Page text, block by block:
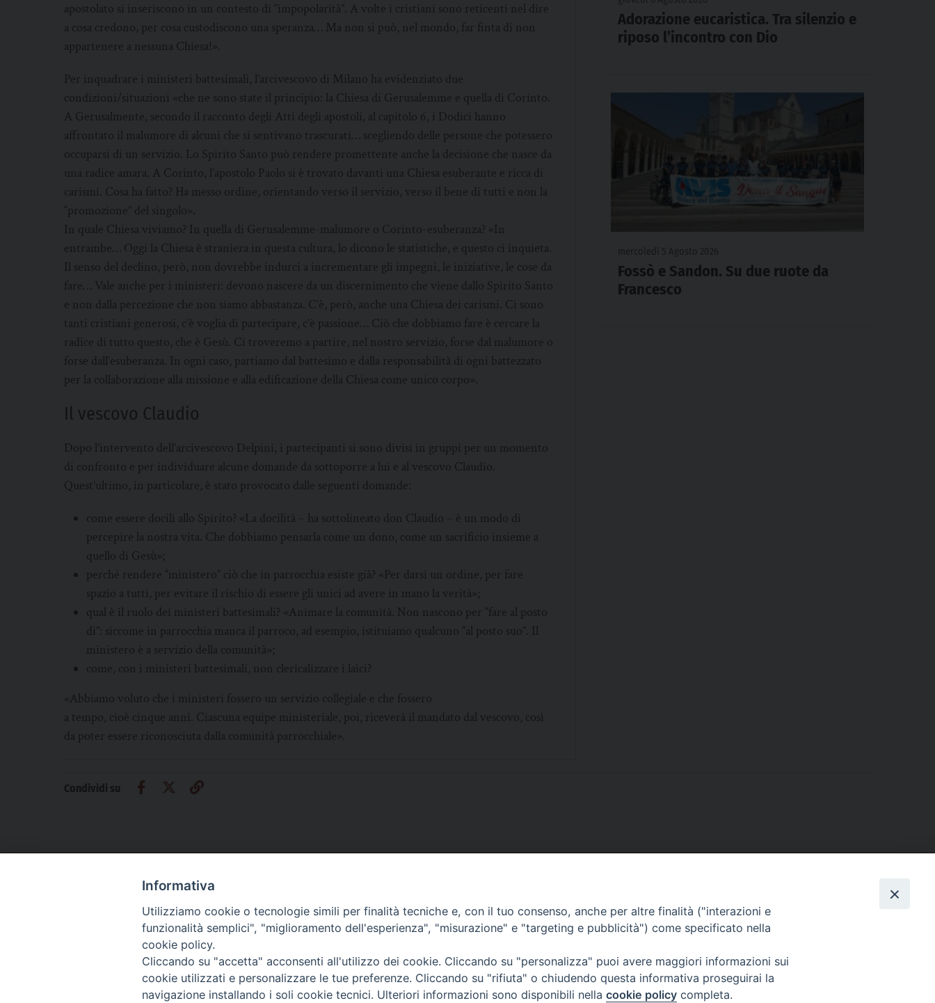
apostolato si inseriscono in un contesto di “impopolarità”. A volte i cristiani sono reticenti nel dire
a cosa credono, per cosa custodiscono una speranza… Ma non si può, nel mondo, far finta di non
appartenere a nessuna Chiesa!».
Per inquadrare i ministeri battesimali, l’arcivescovo di Milano ha evidenziato due
condizioni/situazioni «che ne sono state il principio: la Chiesa di Gerusalemme e quella di Corinto.
A Gerusalmente, secondo il racconto degli Atti degli apostoli, al capitolo 6, i Dodici hanno
affrontato il malumore di alcuni che si sentivano trascurati… scegliendo delle persone che potessero
occuparsi di un servizio. Lo Spirito Santo può rendere promettente anche la decisione che nasce da
una radice amara. A Corinto, l’apostolo Paolo si è trovato davanti una Chiesa esuberante e ricca di
carismi. Cosa ha fatto? Ha messo ordine, orientando verso il servizio, verso il bene di tutti e non la
“promozione” del singolo».
In quale Chiesa viviamo? In quella di Gerusalemme-malumore o Corinto-esuberanza? «In
entrambe… Oggi la Chiesa è straniera in questa cultura, lo dicono le statistiche, e questo ci inquieta.
Il senso del declino, però, non dovrebbe indurci a incrementare gli impegni, le iniziative, le cose da
fare… Vale anche per i ministeri: devono nascere da un discernimento che viene dallo Spirito Santo
e non dalla percezione che non siamo abbastanza. C’è, però, anche una Chiesa dei carismi. Ci sono
tanti cristiani generosi, c’è voglia di partecipare, c’è passione… Ciò che dobbiamo fare è cercare la
radice di tutto questo, che è Gesù. Ci troveremo a partire, nel nostro servizio, forse dal malumore o
forse dall’esuberanza. In ogni caso, partiamo dal battesimo e dalla responsabilità di ogni battezzato
per la collaborazione alla missione e alla edificazione della Chiesa come unico corpo».
Il vescovo Claudio
Dopo l’intervento dell’arcivescovo Delpini, i partecipanti si sono divisi in gruppi per un momento
di confronto e per individuare alcune domande da sottoporre a lui e al vescovo Claudio.
Quest’ultimo, in particolare, è stato provocato dalle seguenti domande:
come essere docili allo Spirito? «La docilità – ha sottolineato don Claudio – è un modo di
percepire la nostra vita. Che dobbiamo pensarla come un dono, come un sacrificio insieme a
quello di Gesù»;
perché rendere “ministero” ciò che in parrocchia esiste già? «Per darsi un ordine, per fare
spazio a tutti, per evitare il rischio di essere gli unici ad avere in mano la verità»;
qual è il ruolo dei ministeri battesimali? «Animare la comunità. Non nascono per “fare al posto
di”: siccome in parrocchia manca il parroco, ad esempio, istituiamo qualcuno “al posto suo”. Il
ministero è a servizio della comunità»;
come, con i ministeri battesimali, non clericalizzare i laici?
«Abbiamo voluto che i ministeri fossero un servizio collegiale e che fossero
a tempo, cioè cinque anni. Ciascuna equipe ministeriale, poi, riceverà il mandato dal vescovo, così
da poter essere riconosciuta dalla comunità parrocchiale».
Adorazione eucaristica. Tra silenzio e
riposo l’incontro con Dio
Fossò e Sandon. Su due ruote da
Francesco
Condividi su
AMMINISTRAZIONE TRASPARENTE
La Difesa srl - P.iva 05125420280
La Difesa del Popolo percepisce i contributi pubblici all'editoria.
La Difesa del Popolo, tramite la Fisc (Federazione Italiana Settimanali Cattolici) ha aderito allo IAP (Istituto dell'Autodisciplina Pubblicitaria) accettando il Codice di Autodisciplina della Comunicazione Commerciale.
Informativa
Utilizziamo cookie o tecnologie simili per finalità tecniche e, con il tuo consenso, anche per altre finalità ("interazioni e
funzionalità semplici", "miglioramento dell'esperienza", "misurazione" e "targeting e pubblicità") come specificato nella
cookie policy.
Cliccando su "accetta" acconsenti all'utilizzo dei cookie. Cliccando su "personalizza" puoi avere maggiori informazioni sui
cookie utilizzati e personalizzare le tue preferenze. Cliccando su "rifiuta" o chiudendo questa informativa proseguirai la
navigazione installando i soli cookie tecnici. Ulteriori informazioni sono disponibili nella cookie policy completa.